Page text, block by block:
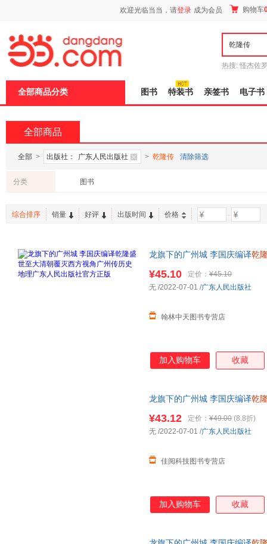
欢迎光临当当，请登录 成为会员 购物车
热搜: 怪杰佐
全部商品分类 图书 特装书 亲签书 电子书
全部商品
全部 > 出版社： 广东人民出版社 > 乾隆传 清除筛选
分类 图书
综合排序 销量 好评 出版时间 价格 -
龙旗下的广州城 李国庆编译乾
¥45.10 定价： ¥45.10
翰林中天图书专营店
无 /2022-07-01 /广东人民出版社
加入购物车 收藏
龙旗下的广州城 李国庆编译乾
¥43.12 定价： ¥49.00 (8.8折)
佳阅科技图书专营店
无 /2022-07-01 /广东人民出版社
加入购物车 收藏
页
加